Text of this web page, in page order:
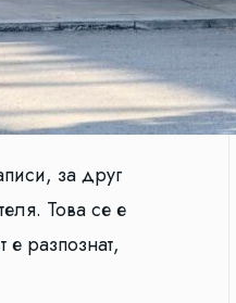
за друг
Това се е
разпознат,